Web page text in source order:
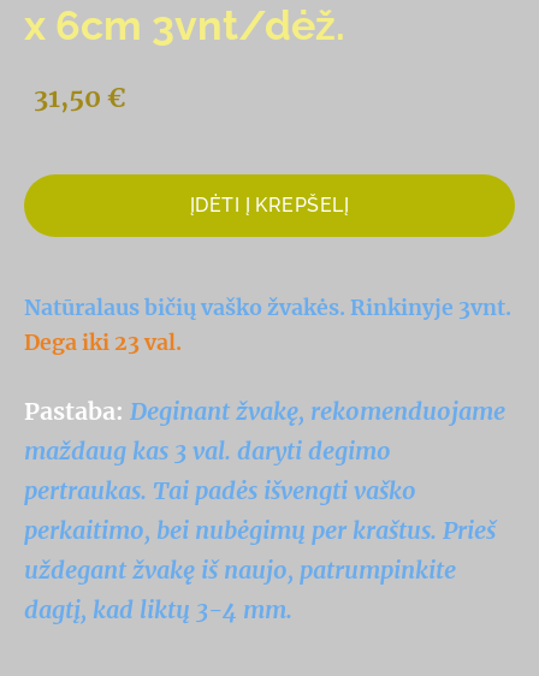
x 6cm 3vnt/dėž.
31,50 €
ĮDĖTI Į KREPŠELĮ
Natūralaus bičių vaško žvakės. Rinkinyje 3vnt.
Dega iki 23 val.
Pastaba: Deginant žvakę, rekomenduojame
maždaug kas 3 val. daryti degimo
pertraukas. Tai padės išvengti vaško
perkaitimo, bei nubėgimų per kraštus. Prieš
uždegant žvakę iš naujo, patrumpinkite
dagtį, kad liktų 3-4 mm.